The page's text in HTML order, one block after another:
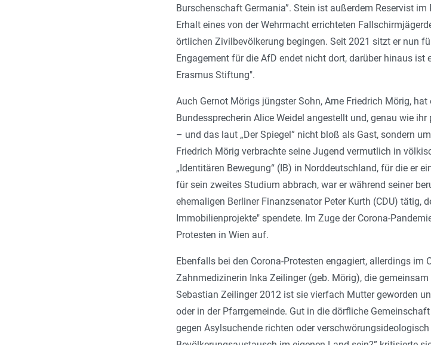
Burschenschaft Germania”. Stein ist außerdem Reservist
Erhalt eines von der Wehrmacht errichteten
örtlichen Zivilbevölkerung begingen. Seit 2021 sitzt er nun
Engagement für die AfD endet nicht dort, darüber hinaus
Erasmus Stiftung".
Auch Gernot Mörigs jüngster Sohn, Arne Friedrich Mörig,
Bundessprecherin Alice Weidel angestellt und, genau wie
– und das laut „Der Spiegel” nicht bloß als Gast, sondern
Friedrich Mörig verbrachte seine Jugend vermutlich in
„Identitären Bewegung“ (IB) in Norddeutschland, für die er
für sein zweites Studium abbrach, war er während seiner
ehemaligen Berliner Finanzsenator Peter Kurth (CDU) tätig,
Immobilienprojekte" spendete. Im Zuge der Corona-
Protesten in Wien auf.
Ebenfalls bei den Corona-Protesten engagiert, allerdings
Zahnmedizinerin Inka Zeilinger (geb. Mörig), die
Sebastian Zeilinger 2012 ist sie vierfach Mutter geworden
oder in der Pfarrgemeinde. Gut in die dörfliche
gegen Asylsuchende richten oder